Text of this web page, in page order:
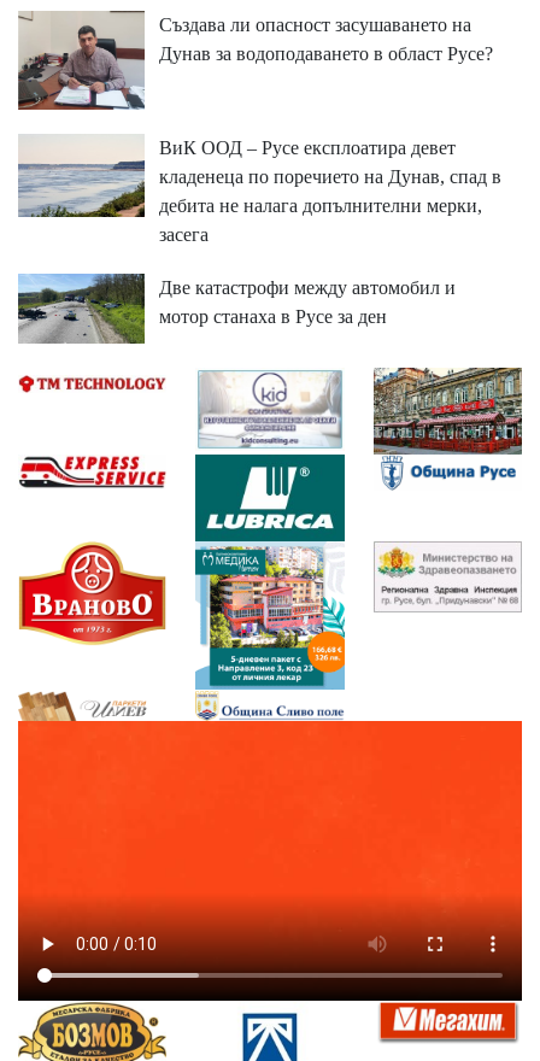
Създава ли опасност засушаването на
Дунав за водоподаването в област Русе?
ВиК ООД – Русе експлоатира девет
кладенеца по поречието на Дунав, спад в
дебита не налага допълнителни мерки,
засега
Две катастрофи между автомобил и
мотор станаха в Русе за ден